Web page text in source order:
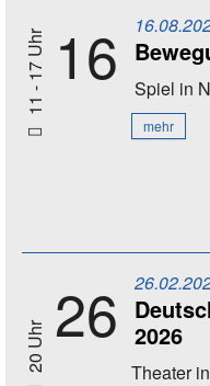
11 - 17 Uhr 16 Spiel in
mehr
20 Uhr 26 2026
Theater